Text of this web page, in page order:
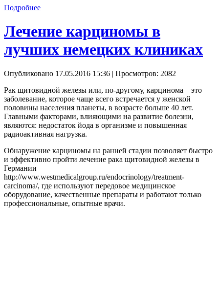
Подробнее
Лечение карциномы в
лучших немецких клиниках
Опубликовано 17.05.2016 15:36 | Просмотров: 2082
Рак щитовидной железы или, по-другому, карцинома – это
заболевание, которое чаще всего встречается у женской
половины населения планеты, в возрасте больше 40 лет.
Главными факторами, влияющими на развитие болезни,
являются: недостаток йода в организме и повышенная
радиоактивная нагрузка.
Обнаружение карциномы на ранней стадии позволяет быстро
и эффективно пройти лечение рака щитовидной железы в
Германии
http://www.westmedicalgroup.ru/endocrinology/treatment-
carcinoma/, где используют передовое медицинское
оборудование, качественные препараты и работают только
профессиональные, опытные врачи.